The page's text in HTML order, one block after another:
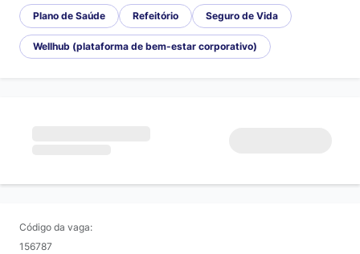
Plano de Saúde Refeitório Seguro de Vida
Wellhub (plataforma de bem-estar corporativo)
Código da vaga:
156787